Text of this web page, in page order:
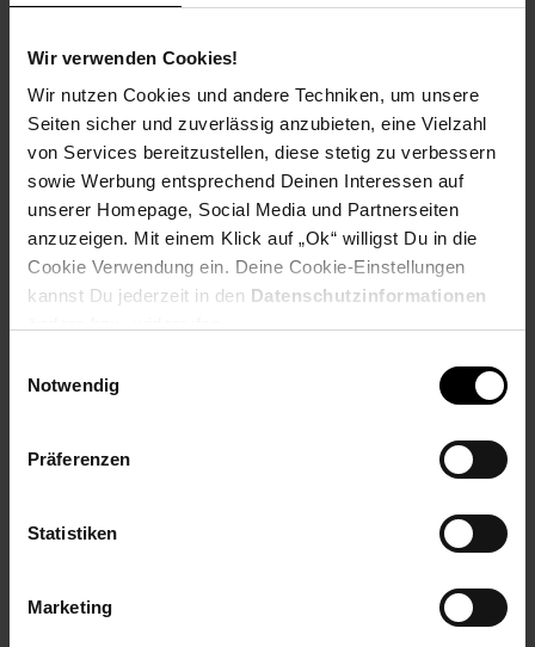
Wir verwenden Cookies!
Wir nutzen Cookies und andere Techniken, um unsere
Seiten sicher und zuverlässig anzubieten, eine Vielzahl
von Services bereitzustellen, diese stetig zu verbessern
sowie Werbung entsprechend Deinen Interessen auf
unserer Homepage, Social Media und Partnerseiten
anzuzeigen. Mit einem Klick auf „Ok“ willigst Du in die
Cookie Verwendung ein. Deine Cookie-Einstellungen
kannst Du jederzeit in den Datenschutzinformationen
Notwendig
Präferenzen
Statistiken
Marketing
Payback Punkte Basis°Punkte:
42
Extra°Punkte:
0
Produktbeschreibung
Durch den abnehmbaren Wassertank ist es leichter Waaser zu
die Wasserhärte einprogrammieren und werden rechtzeitig
daran erinnert, sobald eine Entkalkung ansteht. Das integrierte
Entkalkung.
EAN: 4006508221875
Artikel gehört zur Kategorie: